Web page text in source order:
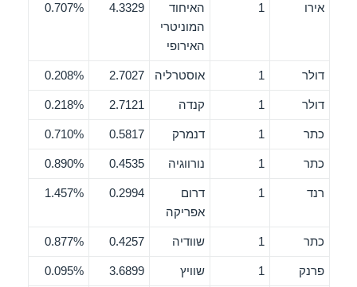
אירו 1
האיחוד
המוניטרי
האירופי
4.3329
0.707%
דולר 1 אוסטרליה 2.7027
0.208%
דולר 1 קנדה 2.7121
0.218%
כתר 1 דנמרק 0.5817
0.710%
כתר 1 נורווגיה 0.4535
0.890%
רנד 1
דרום
אפריקה
0.2994
1.457%
כתר 1 שוודיה 0.4257
0.877%
פרנק 1 שוויץ 3.6899
0.095%